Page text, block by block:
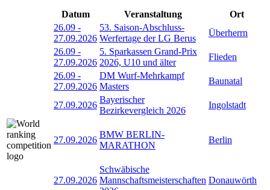
Datum Veranstaltung
Ort
26.09 -
27.09.2026
53. Saison-Abschluss-
Werfertage der LG Berus
Überherrn
26.09 -
27.09.2026
5. Sparkassen Grand-Prix
2026, U10 und älter
Flieden
26.09 -
27.09.2026
DM Wurf-Mehrkampf
Masters
Baunatal
27.09.2026
Bayerischer
Bezirkevergleich 2026
Ingolstadt
27.09.2026
BMW BERLIN-
MARATHON
Berlin
27.09.2026
Schwäbische
Mannschaftsmeisterschaften Donauwörth